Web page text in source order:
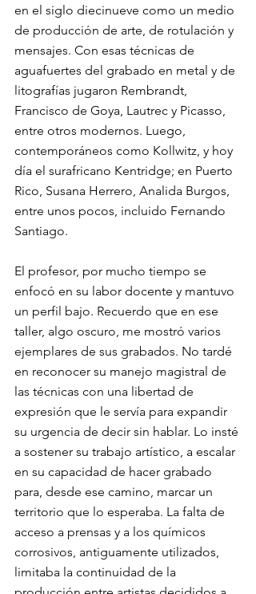
en el siglo diecinueve como un medio
de producción de arte, de rotulación y
mensajes. Con esas técnicas de
aguafuertes del grabado en metal y de
litografías jugaron Rembrandt,
Francisco de Goya, Lautrec y Picasso,
entre otros modernos. Luego,
contemporáneos como Kollwitz, y hoy
día el surafricano Kentridge; en Puerto
Rico, Susana Herrero, Analida Burgos,
entre unos pocos, incluido Fernando
Santiago.
El profesor, por mucho tiempo se
enfocó en su labor docente y mantuvo
un perfil bajo. Recuerdo que en ese
taller, algo oscuro, me mostró varios
ejemplares de sus grabados. No tardé
en reconocer su manejo magistral de
las técnicas con una libertad de
expresión que le servía para expandir
su urgencia de decir sin hablar. Lo insté
a sostener su trabajo artístico, a escalar
en su capacidad de hacer grabado
para, desde ese camino, marcar un
territorio que lo esperaba. La falta de
acceso a prensas y a los químicos
corrosivos, antiguamente utilizados,
limitaba la continuidad de la